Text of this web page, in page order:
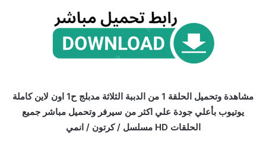
مشاهدة وتحميل الحلقة 1 من الدببة الثلاثة مدبلج ح1 اون لاين كاملة
يوتيوب بأعلي جودة علي اكثر من سيرفر وتحميل مباشر جميع
الحلقات HD مسلسل / كرتون / انمي